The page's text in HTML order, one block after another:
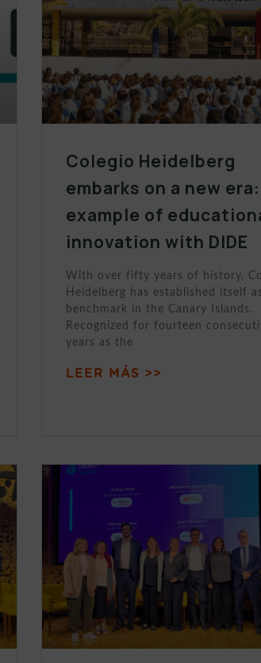
Colegio Heidelberg
embarks on a new
example of
innovation with DIDE
With over fifty years of history,
Heidelberg has established itself
benchmark in the Canary Islands.
Recognized for fourteen
years as the
LEER MÁS >>